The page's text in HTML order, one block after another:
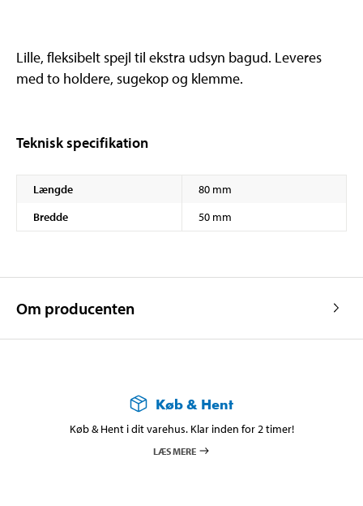
Lille, fleksibelt spejl til ekstra udsyn bagud. Leveres
med to holdere, sugekop og klemme.
Teknisk specifikation
Længde
80 mm
Bredde
50 mm
Om producenten
Køb & Hent
Køb & Hent i dit varehus. Klar inden for 2 timer!
LÆS MERE